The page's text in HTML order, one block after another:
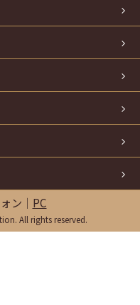
ン｜ PC
All rights reserved.